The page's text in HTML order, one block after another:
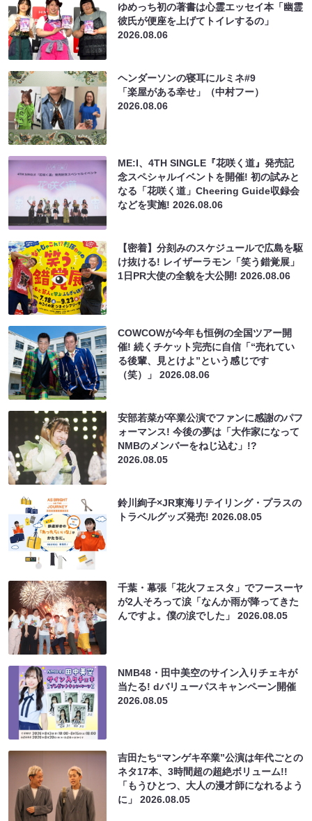
ゆめっち初の著書は心霊エッセイ本「幽霊
彼氏が便座を上げてトイレするの」
2026.08.06
ヘンダーソンの寝耳にルミネ#9
「楽屋がある幸せ」（中村フー）
2026.08.06
ME:I、4TH SINGLE『花咲く道』発売記
念スペシャルイベントを開催! 初の試みと
なる「花咲く道」Cheering Guide収録会
などを実施!2026.08.06
【密着】分刻みのスケジュールで広島を駆
け抜ける! レイザーラモン「笑う錯覚展」
1日PR大使の全貌を大公開!2026.08.06
COWCOWが今年も恒例の全国ツアー開
催! 続くチケット完売に自信「“売れてい
る後輩、見とけよ”という感じです
（笑）」2026.08.06
安部若菜が卒業公演でファンに感謝のパフ
ォーマンス! 今後の夢は「大作家になって
NMBのメンバーをねじ込む」!?
2026.08.05
鈴川絢子×JR東海リテイリング・プラスの
トラベルグッズ発売!2026.08.05
千葉・幕張「花火フェスタ」でフースーヤ
が2人そろって涙「なんか雨が降ってきた
んですよ。僕の涙でした」2026.08.05
NMB48・田中美空のサイン入りチェキが
当たる! dバリューパスキャンペーン開催
2026.08.05
吉田たち“マンゲキ卒業”公演は年代ごとの
ネタ17本、3時間超の超絶ボリューム!!
「もうひとつ、大人の漫才師になれるよう
に」2026.08.05